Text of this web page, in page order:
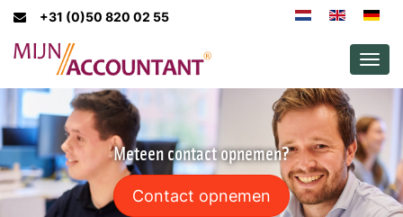
+31 (0)50 820 02 55
Meteen contact opnemen?
Contact opnemen